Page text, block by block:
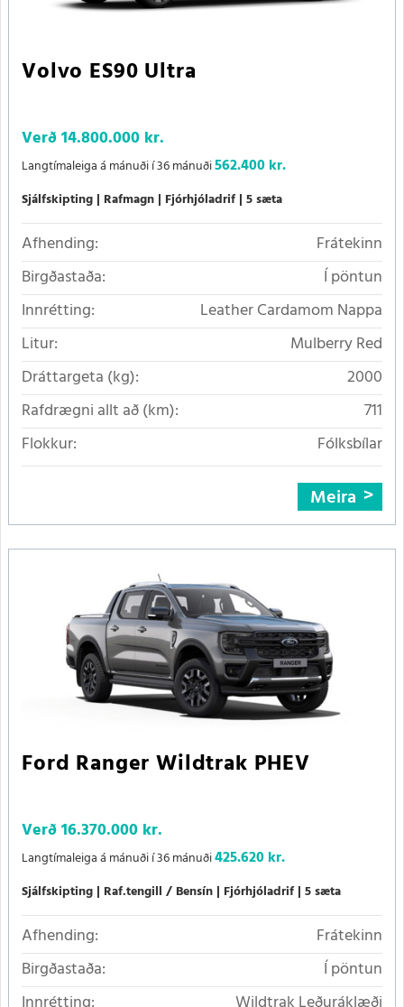
Volvo ES90 Ultra
Verð14.800.000 kr.
Langtímaleiga á mánuði í 36 mánuði562.400 kr.
Sjálfskipting Rafmagn Fjórhjóladrif 5 sæta
Afhending:
Frátekinn
Birgðastaða:
Í pöntun
Innrétting:
Leather Cardamom Nappa
Litur:
Mulberry Red
Dráttargeta (kg):
2000
Rafdrægni allt að (km):
711
Flokkur:
Fólksbílar
Meira
Ford Ranger Wildtrak PHEV
Verð16.370.000 kr.
Langtímaleiga á mánuði í 36 mánuði425.620 kr.
Sjálfskipting Raf.tengill / Bensín Fjórhjóladrif 5 sæta
Afhending:
Frátekinn
Birgðastaða:
Í pöntun